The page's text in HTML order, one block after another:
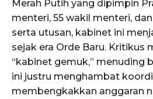
Merah Putih yang dipimpin
menteri, 55 wakil menteri,
serta utusan, kabinet ini
sejak era Orde Baru. Kritikus
“kabinet gemuk,” menuding
ini justru menghambat
membengkakkan anggaran